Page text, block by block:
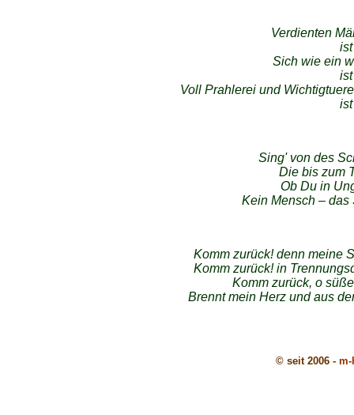
Verdienten
Sich wie ein
Voll Prahlerei und
Sing' von des
Die bis zum
Ob Du in
Kein Mensch – das
Komm zurück! denn meine
Komm zurück! in
Komm zurück, o
Brennt mein Herz und aus
© seit 2006 - m-